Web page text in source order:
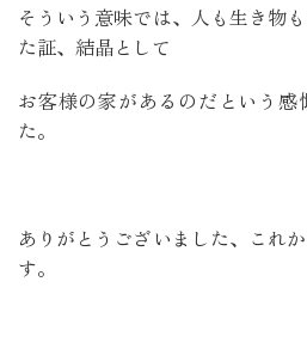
そういう意味では、人も生き物
た証、結晶として
お客様の家があるのだという感
た。
ありがとうございました、これ
す。